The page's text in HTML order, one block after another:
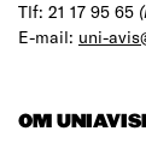
Tlf: 21 17 95 65
E-mail: uni-
OM